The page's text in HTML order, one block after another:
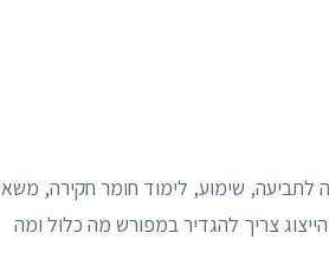
לתביעה, שימוע, לימוד חומר חקירה, משא
צריך להגדיר במפורש מה כלול ומה